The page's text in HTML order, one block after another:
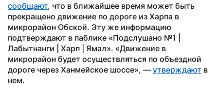
сообщают, что в ближайшее время может быть
прекращено движение по дороге из Харпа в
микрорайон Обской. Эту же информацию
подтверждают в паблике «Подслушано №1 |
Лабытнанги | Харп | Ямал». «Движение в
микрорайон будет осуществляться по объездной
дороге через Ханмейское шоссе», — утверждают в
нем.